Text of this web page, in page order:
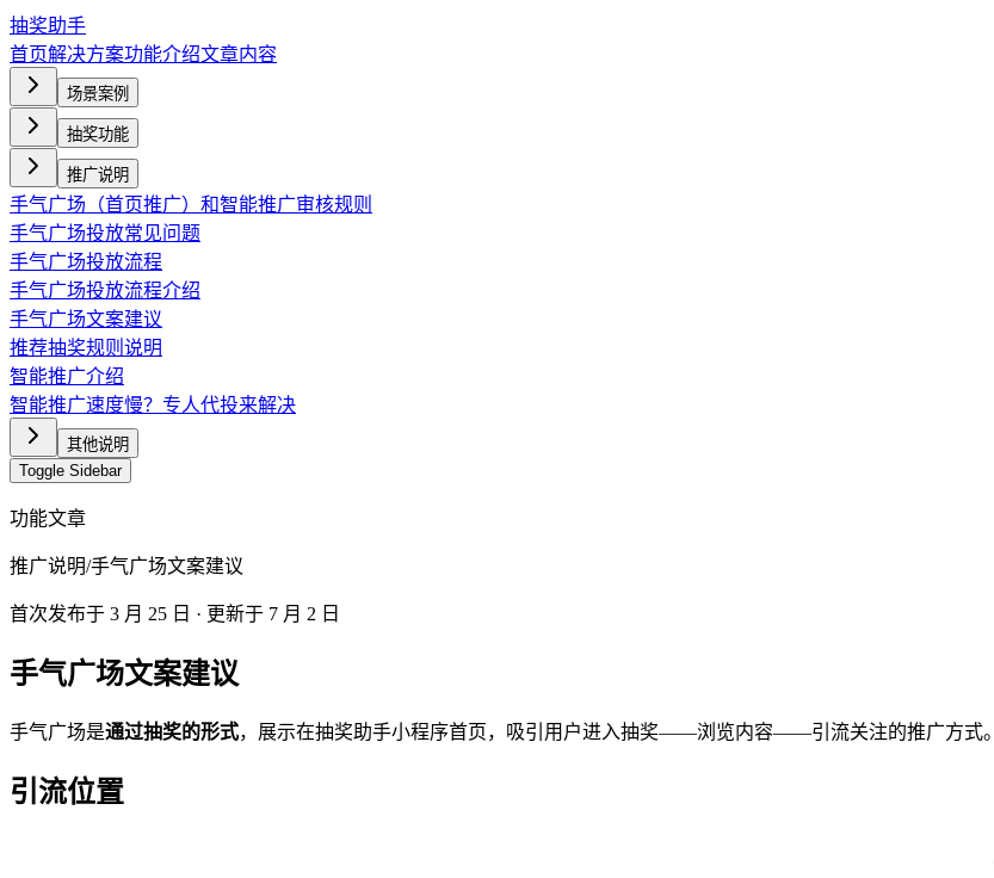
抽奖助手
首页解决方案功能介绍文章内容
场景案例
抽奖功能
推广说明
手气广场（首页推广）和智能推广审核规则
手气广场投放常见问题
手气广场投放流程
手气广场投放流程介绍
手气广场文案建议
推荐抽奖规则说明
智能推广介绍
智能推广速度慢？专人代投来解决
其他说明
Toggle Sidebar
功能文章
推广说明/手气广场文案建议
首次发布于 3 月 25 日 · 更新于 7 月 2 日
手气广场文案建议
手气广场是通过抽奖的形式，展示在抽奖助手小程序首页，吸引用户进入抽奖——浏览内容——引流关注的推广方式。
引流位置